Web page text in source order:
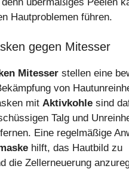
Hautproblemen führen.
gegen Mitesser
Mitesser stellen eine
von
mit Aktivkohle sind
Talg und
Eine regelmäßige
hilft, das Hautbild zu
die Zellerneuerung